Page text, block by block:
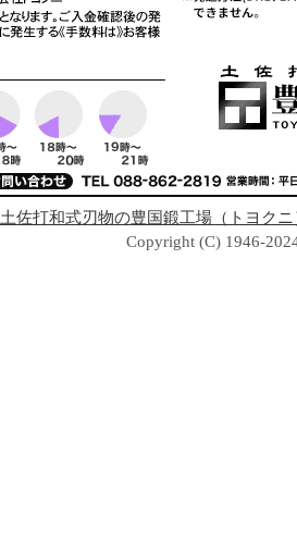
土佐打和式刃物の豊国鍛工場（トヨクニ
Copyright (C) 1946-